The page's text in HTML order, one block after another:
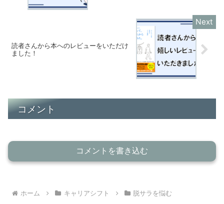
読者さんから本へのレビューをいただけ
ました！
コメント
コメントを書き込む
ホーム キャリアシフト 脱サラを悩む